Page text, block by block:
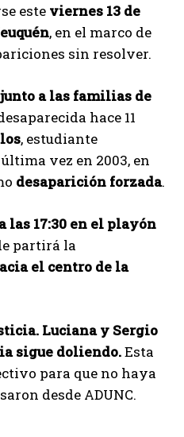
este viernes 13 de
, en el marco de
sin resolver.
junto a las familias de
hace 11
, estudiante
vez en 2003, en
desaparición forzada.
las 17:30 en el playón
partirá la
el centro de la
Luciana y Sergio
sigue doliendo.Esta
para que no haya
desde ADUNC.